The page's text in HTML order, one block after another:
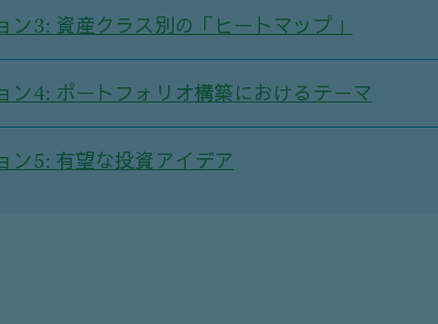
ン3: 資産クラス別の「ヒートマップ」
ン4: ポートフォリオ構築におけるテーマ
ン5: 有望な投資アイデア